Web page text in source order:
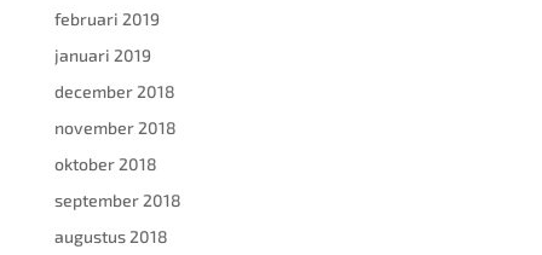
februari 2019
januari 2019
december 2018
november 2018
oktober 2018
september 2018
augustus 2018